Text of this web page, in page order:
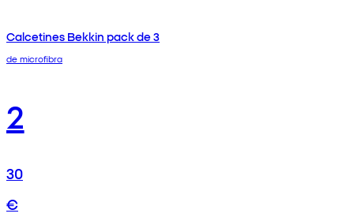
Calcetines Bekkin pack de 3
de microfibra
2
30
€